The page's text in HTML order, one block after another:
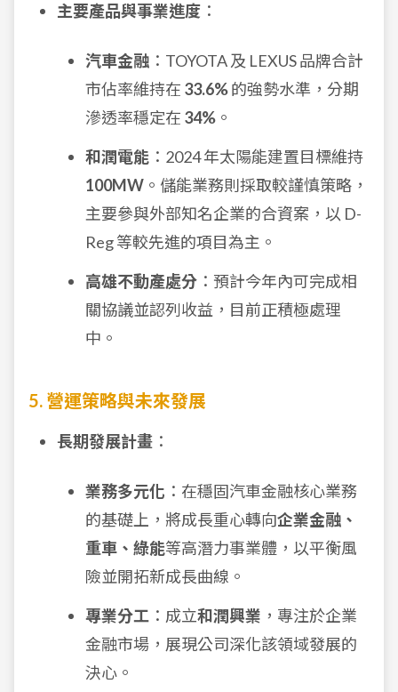
主要產品與事業進度 ：
汽車金融 ：TOYOTA 及 LEXUS 品牌合計
市佔率維持在 33.6%的強勢水準，分期
滲透率穩定在 34% 。
和潤電能 ：2024 年太陽能建置目標維持
100MW 。儲能業務則採取較謹慎策略，
主要參與外部知名企業的合資案，以 D-
Reg 等較先進的項目為主。
高雄不動產處分 ：預計今年內可完成相
關協議並認列收益，目前正積極處理
中。
5. 營運策略與未來發展
長期發展計畫 ：
業務多元化 ：在穩固汽車金融核心業務
的基礎上，將成長重心轉向企業金融、
重車、綠能等高潛力事業體，以平衡風
險並開拓新成長曲線。
專業分工 ：成立和潤興業 ，專注於企業
金融市場，展現公司深化該領域發展的
決心。